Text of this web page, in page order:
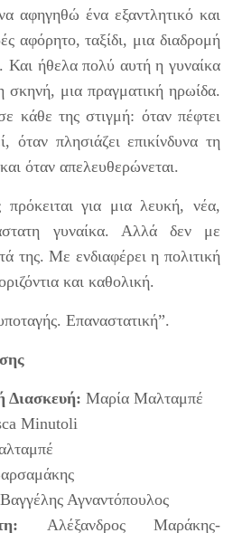
αφηγηθώ ένα εξαντλητικό και
αφόρητο, ταξίδι, μια διαδρομή
Και ήθελα πολύ αυτή η γυναίκα
σκηνή, μια πραγματική ηρωίδα.
κάθε της στιγμή: όταν πέφτει
όταν πλησιάζει επικίνδυνα τη
όταν απελευθερώνεται.
για μια λευκή, νέα,
γυναίκα. Αλλά δεν με
της. Με ενδιαφέρει η πολιτική
και καθολική.
Επαναστατική”.
Διασκευή: Μαρία Μαλταμπέ
Minutoli
Αγναντόπουλος
Αλέξανδρος Μαράκης-